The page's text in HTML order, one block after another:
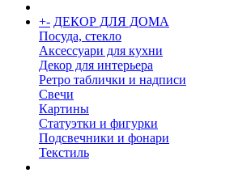
+- ДЕКОР ДЛЯ ДОМА
Посуда, стекло
Аксессуари для кухни
Декор для интерьера
Ретро таблички и надписи
Свечи
Картины
Статуэтки и фигурки
Подсвечники и фонари
Текстиль